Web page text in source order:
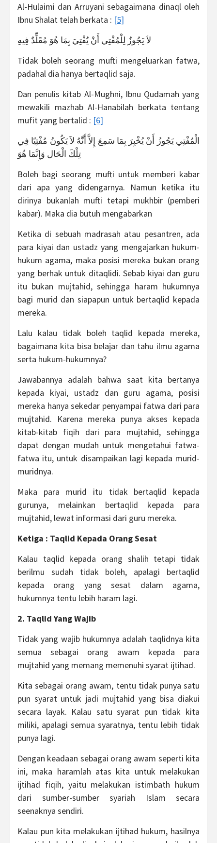
Al-Hulaimi dan Arruyani sebagaimana dinaql oleh
Ibnu Shalat telah berkata : [5]
لاَ يَجُوزُ لِلْمُفْتِي أَنْ يُفْتِيَ بِمَا هُوَ مُقَلِّدٌ فِيهِ
Tidak boleh seorang mufti mengeluarkan fatwa,
padahal dia hanya bertaqlid saja.
Dan penulis kitab Al-Mughni, Ibnu Qudamah yang
mewakili mazhab Al-Hanabilah berkata tentang
mufit yang bertalid : [6]
الْمُفْتِي يَجُوزُ أَنْ يُخْبِرَ بِمَا سَمِعَ إِلاَّ أَنَّهُ لاَ يَكُونُ مُفْتِيًا فِي
تِلْكَ الْحَال وَإِنَّمَا هُوَ
Boleh bagi seorang mufti untuk memberi kabar
dari apa yang didengarnya. Namun ketika itu
dirinya bukanlah mufti tetapi mukhbir (pemberi
kabar). Maka dia butuh mengabarkan
Ketika di sebuah madrasah atau pesantren, ada
para kiyai dan ustadz yang mengajarkan hukum-
hukum agama, maka posisi mereka bukan orang
yang berhak untuk ditaqlidi. Sebab kiyai dan guru
itu bukan mujtahid, sehingga haram hukumnya
bagi murid dan siapapun untuk bertaqlid kepada
mereka.
Lalu kalau tidak boleh taqlid kepada mereka,
bagaimana kita bisa belajar dan tahu ilmu agama
serta hukum-hukumnya?
Jawabannya adalah bahwa saat kita bertanya
kepada kiyai, ustadz dan guru agama, posisi
mereka hanya sekedar penyampai fatwa dari para
mujtahid. Karena mereka punya akses kepada
kitab-kitab fiqih dari para mujtahid, sehingga
dapat dengan mudah untuk mengetahui fatwa-
fatwa itu, untuk disampaikan lagi kepada murid-
muridnya.
Maka para murid itu tidak bertaqlid kepada
gurunya, melainkan bertaqlid kepada para
mujtahid, lewat informasi dari guru mereka.
Ketiga : Taqlid Kepada Orang Sesat
Kalau taqlid kepada orang shalih tetapi tidak
berilmu sudah tidak boleh, apalagi bertaqlid
kepada orang yang sesat dalam agama,
hukumnya tentu lebih haram lagi.
2. Taqlid Yang Wajib
Tidak yang wajib hukumnya adalah taqlidnya kita
semua sebagai orang awam kepada para
mujtahid yang memang memenuhi syarat ijtihad.
Kita sebagai orang awam, tentu tidak punya satu
pun syarat untuk jadi mujtahid yang bisa diakui
secara layak. Kalau satu syarat pun tidak kita
miliki, apalagi semua syaratnya, tentu lebih tidak
punya lagi.
Dengan keadaan sebagai orang awam seperti kita
ini, maka haramlah atas kita untuk melakukan
ijtihad fiqih, yaitu melakukan istimbath hukum
dari sumber-sumber syariah Islam secara
seenaknya sendiri.
Kalau pun kita melakukan ijtihad hukum, hasilnya